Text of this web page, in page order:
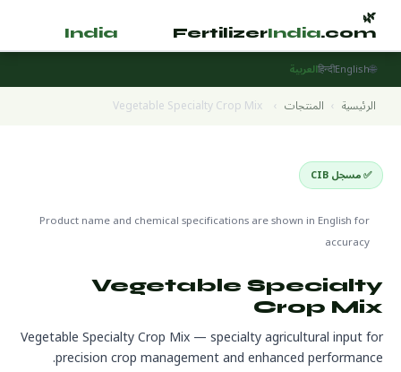
🌿
FertilizerIndia.com
India
🌐
English
हिन्दीالعربية
الرئيسية › المنتجات ›
Vegetable Specialty Crop Mix
✅ مسجل CIB
Product name and chemical specifications are shown in English for
accuracy
Vegetable Specialty
Crop Mix
Vegetable Specialty Crop Mix — specialty agricultural input for
precision crop management and enhanced performance.